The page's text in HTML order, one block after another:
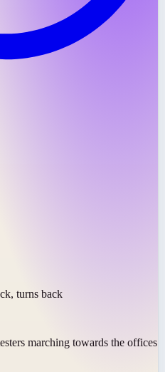
turns back
marching towards the offices